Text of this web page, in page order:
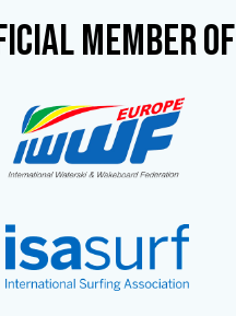
MEMBER OF